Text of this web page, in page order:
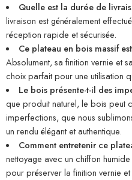
Quelle est la durée de
livraison est généralement
réception rapide et sécurisée.
Ce plateau en bois massif
Absolument, sa finition vernie et
choix parfait pour une utilisation
Le bois présente-t-il des
que produit naturel, le bois peut
imperfections, que nous
un rendu élégant et authentique.
Comment entretenir ce
nettoyage avec un chiffon
pour préserver la finition vernie